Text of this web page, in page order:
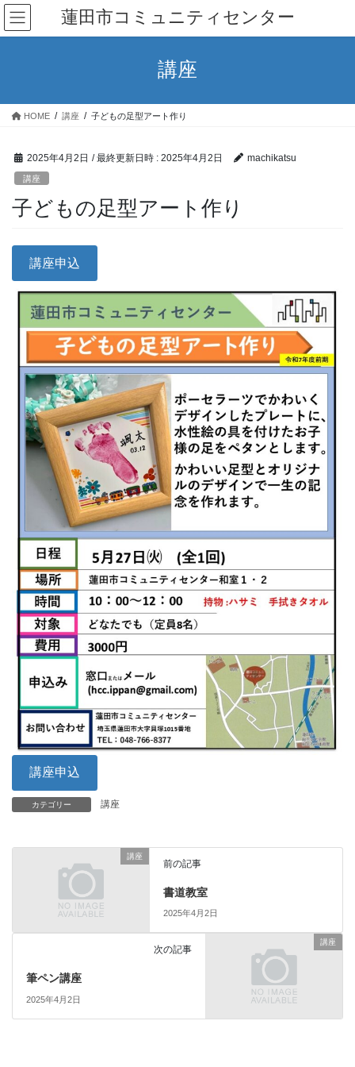
コ
ン
テ
ス
ナ
ビ
ゲ
ン
蓮田市コミュニティセンター
講座
HOME 講座 子どもの足型アート作り
2025年4月2日 / 最終更新日時 : 2025年4月2日 machikatsu
講座
子どもの足型アート作り
講座申込
講座申込
カテゴリー 講座
講座
前の記事
書道教室
2025年4月2日
講座
次の記事
筆ペン講座
2025年4月2日